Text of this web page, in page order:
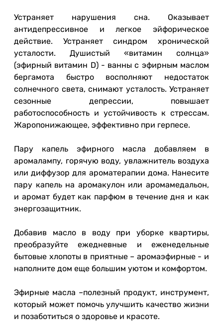
Устраняет нарушения сна. Оказывает
антидепрессивное и легкое эйфорическое
действие. Устраняет синдром хронической
усталости. Душистый «витамин солнца»
(эфирный витамин D) - ванны с эфирным маслом
бергамота быстро восполняют недостаток
солнечного света, снимают усталость. Устраняет
сезонные депрессии, повышает
работоспособность и устойчивость к стрессам.
Жаропонижающее, эффективно при герпесе.
Пару капель эфирного масла добавляем в
аромалампу, горячую воду, увлажнитель воздуха
или диффузор для ароматерапии дома. Нанесите
пару капель на аромакулон или аромамедальон,
и аромат будет как парфюм в течение дня и как
энергозащитник.
Добавив масло в воду при уборке квартиры,
преобразуйте ежедневные и еженедельные
бытовые хлопоты в приятные – аромаэфирные - и
наполните дом еще большим уютом и комфортом.
Эфирные масла –полезный продукт, инструмент,
который может помочь улучшить качество жизни
и позаботиться о здоровье и красоте.